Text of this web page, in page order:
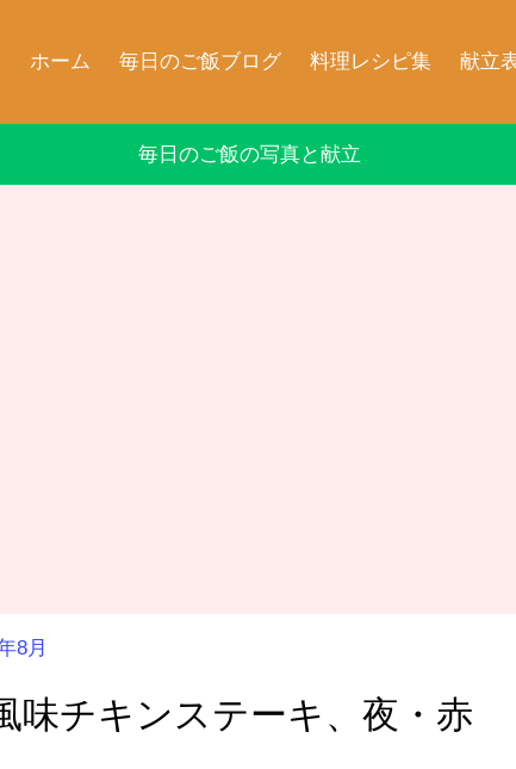
ホーム 毎日のご飯ブログ 料理レシピ集 献立
毎日のご飯の写真と献立
8月
味チキンステーキ、夜・赤